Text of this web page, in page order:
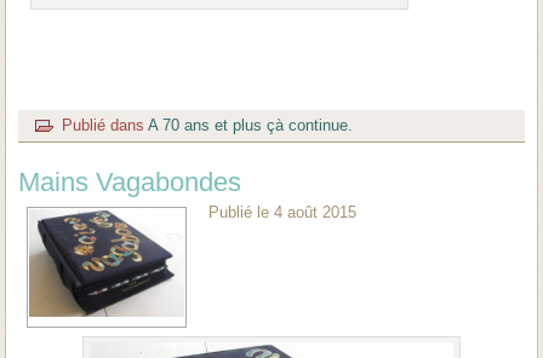
Publié dans A 70 ans et plus çà continue.
Mains Vagabondes
Publié le 4 août 2015